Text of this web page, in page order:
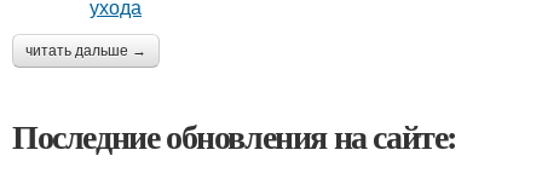
читать дальше →
Последние обновления на сайте: